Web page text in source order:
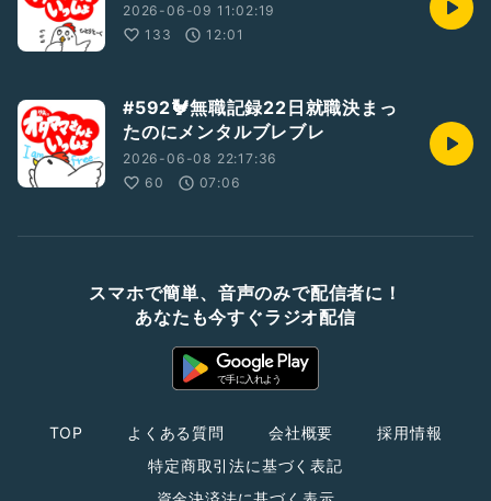
2026-06-09 11:02:19
133
12:01
#592🐓無職記録22日就職決まっ
たのにメンタルブレブレ
2026-06-08 22:17:36
60
07:06
スマホで簡単、音声のみで配信者に！
あなたも今すぐラジオ配信
TOP よくある質問 会社概要
採用情報
特定商取引法に基づく表記